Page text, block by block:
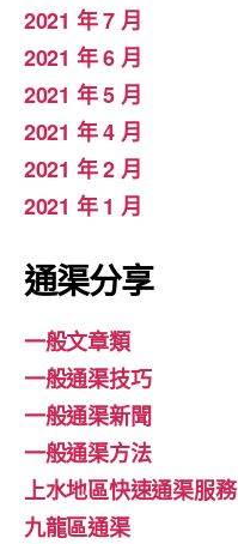
2021 年 7 月
2021 年 6 月
2021 年 5 月
2021 年 4 月
2021 年 2 月
2021 年 1 月
通渠分享
一般文章類
一般通渠技巧
一般通渠新聞
一般通渠方法
上水地區快速通渠服務
九龍區通渠